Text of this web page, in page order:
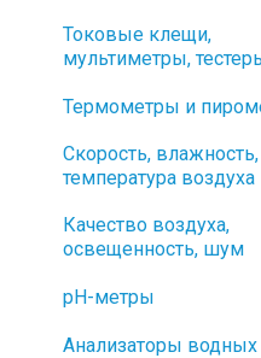
Токовые клещи,
мультиметры,
Термометры и
Скорость, влажность,
температура воздуха
Качество воздуха,
освещенность, шум
pH-метры
Анализаторы водных